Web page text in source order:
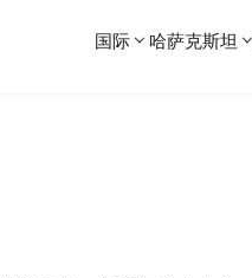
国际 哈萨克斯坦